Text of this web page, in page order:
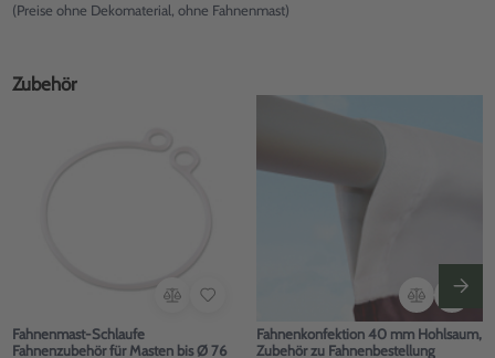
(Preise ohne Dekomaterial, ohne Fahnenmast)
Zubehör
Fahnenmast-Schlaufe
Fahnenzubehör für Masten bis Ø 76
Fahnenkonfektion 40 mm Hohlsaum,
Zubehör zu Fahnenbestellung